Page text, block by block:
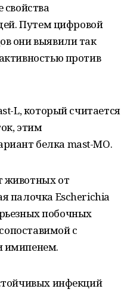
Путем цифровой
они выявили так
против
L, который считается
этим
белка mast-МО.
от
палочка Escherichia
побочных
с
имипенем.
инфекций